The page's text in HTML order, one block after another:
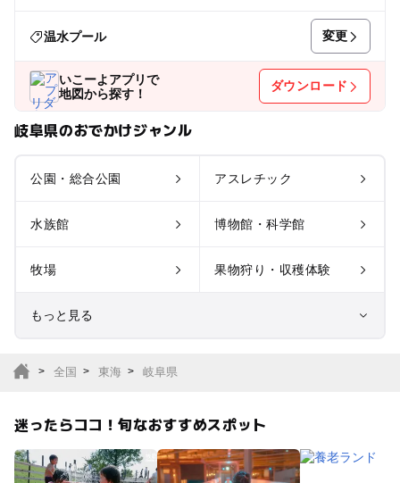
温水プール 変更
いこーよアプリで
地図から探す！
ダウンロード
岐阜県のおでかけジャンル
公園・総合公園 アスレチック
水族館 博物館・科学館
牧場 果物狩り・収穫体験
もっと見る
サファリパーク
植物園・フラワーパー
ク
全国 東海 岐阜県
迷ったらココ！旬なおすすめスポット